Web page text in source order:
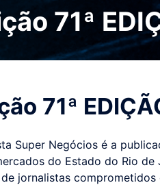
71ª
71ª
Super Negócios é a
do Estado do Rio de
jornalistas